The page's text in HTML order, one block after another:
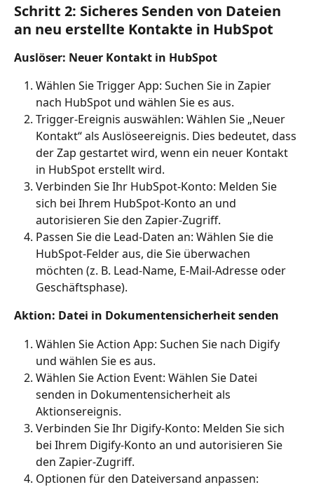
Schritt 2: Sicheres Senden von Dateien
an neu erstellte Kontakte in HubSpot
Auslöser: Neuer Kontakt in HubSpot
Wählen Sie Trigger App: Suchen Sie in Zapier
nach HubSpot und wählen Sie es aus.
Trigger-Ereignis auswählen: Wählen Sie „Neuer
Kontakt“ als Auslöseereignis. Dies bedeutet, dass
der Zap gestartet wird, wenn ein neuer Kontakt
in HubSpot erstellt wird.
Verbinden Sie Ihr HubSpot-Konto: Melden Sie
sich bei Ihrem HubSpot-Konto an und
autorisieren Sie den Zapier-Zugriff.
Passen Sie die Lead-Daten an: Wählen Sie die
HubSpot-Felder aus, die Sie überwachen
möchten (z. B. Lead-Name, E-Mail-Adresse oder
Geschäftsphase).
Aktion: Datei in Dokumentensicherheit senden
Wählen Sie Action App: Suchen Sie nach Digify
und wählen Sie es aus.
Wählen Sie Action Event: Wählen Sie Datei
senden in Dokumentensicherheit als
Aktionsereignis.
Verbinden Sie Ihr Digify-Konto: Melden Sie sich
bei Ihrem Digify-Konto an und autorisieren Sie
den Zapier-Zugriff.
Optionen für den Dateiversand anpassen: